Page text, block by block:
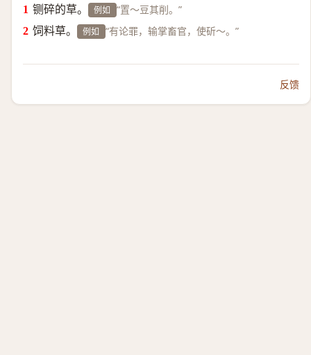
铡碎的草。 例如 “置～豆其削。”
饲料草。 例如 “有论罪，输掌畜官，使斫～。”
反馈